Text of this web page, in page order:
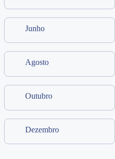
Junho
Agosto
Outubro
Dezembro